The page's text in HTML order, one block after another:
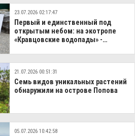
23.07.2026 02:17:47
Первый и единственный под
открытым небом: на экотропе
«Кравцовские водопады» -
21.07.2026 00:51:31
Семь видов уникальных растений
обнаружили на острове Попова
05.07.2026 10:42:58